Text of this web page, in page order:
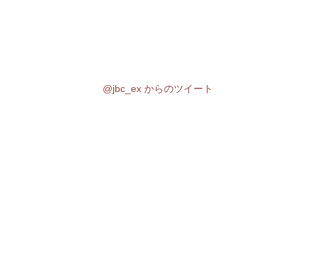
@jbc_ex からのツイート